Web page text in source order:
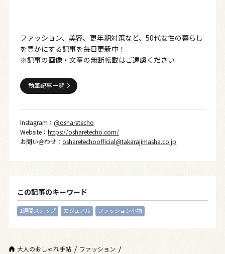
ファッション、美容、更年期対策など、50代女性の暮らし
を豊かにする記事を毎日更新中！
※記事の画像・文章の無断転載はご遠慮ください
執筆記事一覧
Instagram：@osharetecho
Website：https://osharetecho.com/
お問い合わせ：osharetechoofficial@takarajimasha.co.jp
この記事のキーワード
1週間スナップ カジュアル ファッション小物
大人のおしゃれ手帖
ファッション